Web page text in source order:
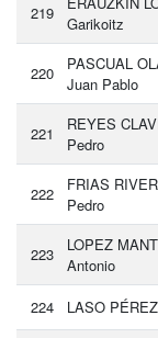
219
Garikoitz
220
PASCUAL
Juan Pablo
221
REYES
Pedro
222
FRIAS
Pedro
223
LOPEZ
Antonio
224 LASO